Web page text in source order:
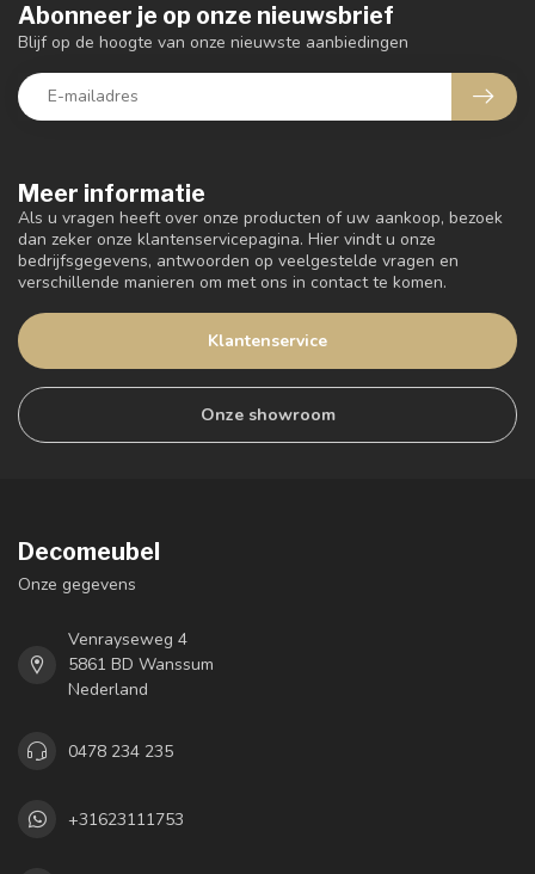
Meer informatie
Als u vragen heeft over onze producten of uw aankoop, bezoek
dan zeker onze klantenservicepagina. Hier vindt u onze
bedrijfsgegevens, antwoorden op veelgestelde vragen en
verschillende manieren om met ons in contact te komen.
Klantenservice
Onze showroom
Abonneer je op onze nieuwsbrief
Blijf op de hoogte van onze nieuwste aanbiedingen
Decomeubel
Onze gegevens
Venrayseweg 4
5861 BD Wanssum
Nederland
0478 234 235
+31623111753